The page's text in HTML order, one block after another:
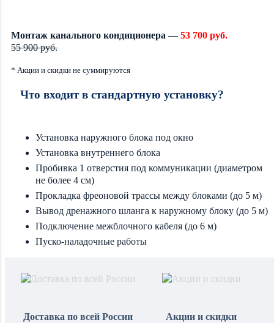
Монтаж канального кондиционера — 53 700 руб.
55 900 руб.
* Акции и скидки не суммируются
Что входит в стандартную установку?
Установка наружного блока под окно
Установка внутреннего блока
Пробивка 1 отверстия под коммуникации (диаметром
не более 4 см)
Прокладка фреоновой трассы между блоками (до 5 м)
Вывод дренажного шланга к наружному блоку (до 5 м)
Подключение межблочного кабеля (до 6 м)
Пуско-наладочные работы
Доставка по всей России
Акции и скидки